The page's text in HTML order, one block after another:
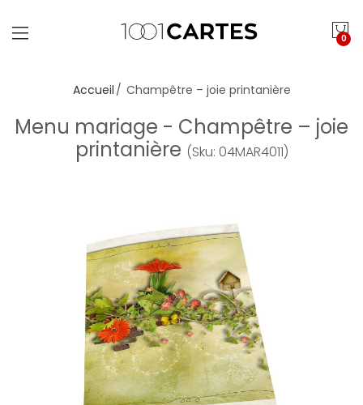
0
Accueil Champêtre – joie printanière
Menu mariage - Champêtre – joie
printanière (Sku: 04MAR4011)